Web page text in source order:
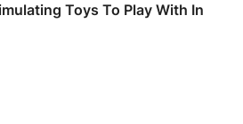
Toys To Play With In